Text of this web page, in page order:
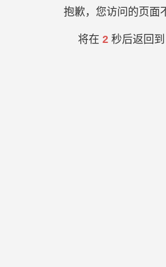
抱歉，您访问的页面
将在 2秒后返回到